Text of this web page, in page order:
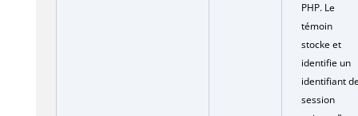
PHP. Le
témoin
stocke et
identifie un
identifiant
session